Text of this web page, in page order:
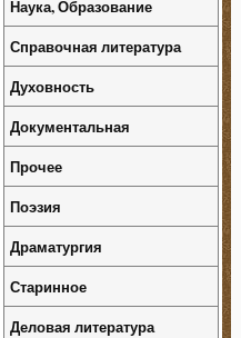
Наука, Образование
Справочная литература
Духовность
Документальная
Прочее
Поэзия
Драматургия
Старинное
Деловая литература